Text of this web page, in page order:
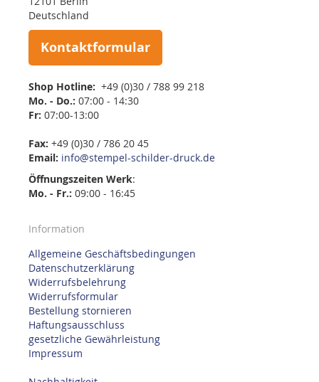
Deutschland
Kontaktformular
Shop Hotline: +49 (0)30 / 788 99 218
Mo. - Do.: 07:00 - 14:30
Fr: 07:00-13:00
Fax: +49 (0)30 / 786 20 45
Email: info@stempel-schilder-druck.de
Öffnungszeiten Werk:
Mo. - Fr.: 09:00 - 16:45
Information
Allgemeine Geschäftsbedingungen
Datenschutzerklärung
Widerrufsbelehrung
Widerrufsformular
Bestellung stornieren
Haftungsausschluss
gesetzliche Gewährleistung
Impressum